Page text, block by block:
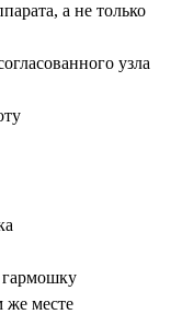
а не только
узла
гармошку
же месте